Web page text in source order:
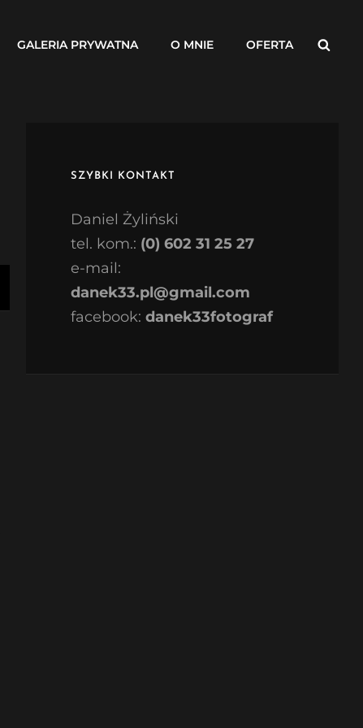
GALERIA PRYWATNA O MNIE OFERTA
SZYBKI KONTAKT
Daniel Żyliński
tel. kom.: (0) 602 31 25 27
e-mail:
danek33.pl@gmail.com
facebook: danek33fotograf